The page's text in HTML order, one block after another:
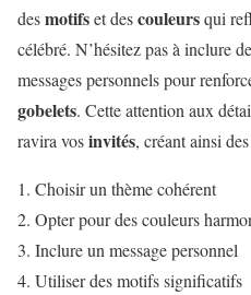
desmotifset descouleursqui
célébré. N’hésitez pas à inclure
messages personnels pour
gobelets. Cette attention aux
ravira vosinvités, créant ainsi des
Choisir un thème cohérent
Opter pour des couleurs
Inclure un message personnel
Utiliser des motifs significatifs